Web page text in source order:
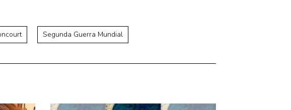
Segunda Guerra Mundial